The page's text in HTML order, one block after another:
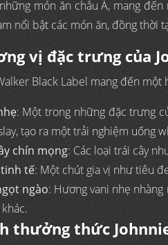
món ăn châu Á, mang
nổi bật các món ăn, đồng thời
vị đặc trưng của
Black Label mang đến
: Một trong những đặc trưng
tạo ra một trải nghiệm uống
chín mọng: Các loại trái cây
tế: Một chút gia vị như tiêu
ngào: Hương vani nhẹ
thưởng thức